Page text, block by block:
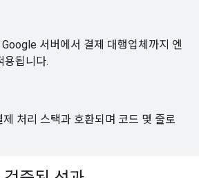
서버에서 결제 대행업체까지 엔
용됩니다.
처리 스택과 호환되며 코드 몇 줄로